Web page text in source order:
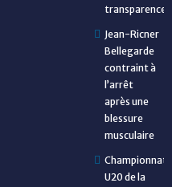
transparence
Jean-Ricner
Bellegarde
contraint à
l’arrêt
après une
blessure
musculaire
Championnat
U20 de la